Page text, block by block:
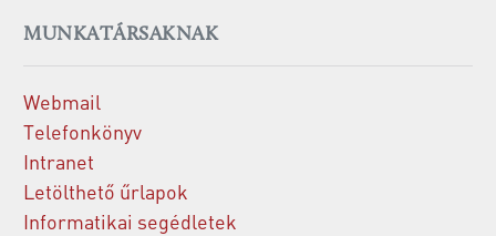
MUNKATÁRSAKNAK
Webmail
Telefonkönyv
Intranet
Letölthető űrlapok
Informatikai segédletek